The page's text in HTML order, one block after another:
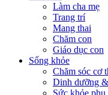
Làm cha mẹ
Trang trí
Mang thai
Chăm con
Giáo dục con
Sống khỏe
Chăm sóc cơ
Dinh dưỡng
Sức khỏe phụ